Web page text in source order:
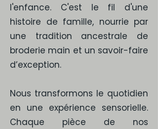
l'enfance. C'est le fil d'une
histoire de famille, nourrie par
une tradition ancestrale de
broderie main et un savoir-faire
d’exception.
Nous transformons le quotidien
en une expérience sensorielle.
Chaque pièce de nos